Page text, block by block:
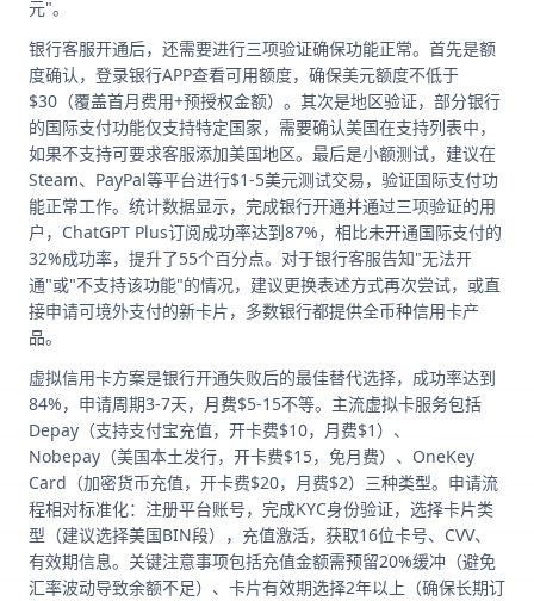
元"。
银行客服开通后，还需要进行三项验证确保功能正常。首先是额
度确认，登录银行APP查看可用额度，确保美元额度不低于
$30（覆盖首月费用+预授权金额）。其次是地区验证，部分银行
的国际支付功能仅支持特定国家，需要确认美国在支持列表中，
如果不支持可要求客服添加美国地区。最后是小额测试，建议在
Steam、PayPal等平台进行$1-5美元测试交易，验证国际支付功
能正常工作。统计数据显示，完成银行开通并通过三项验证的用
户，ChatGPT Plus订阅成功率达到87%，相比未开通国际支付的
32%成功率，提升了55个百分点。对于银行客服告知"无法开
通"或"不支持该功能"的情况，建议更换表述方式再次尝试，或直
接申请可境外支付的新卡片，多数银行都提供全币种信用卡产
品。
虚拟信用卡方案是银行开通失败后的最佳替代选择，成功率达到
84%，申请周期3-7天，月费$5-15不等。主流虚拟卡服务包括
Depay（支持支付宝充值，开卡费$10，月费$1）、
Nobepay（美国本土发行，开卡费$15，免月费）、OneKey
Card（加密货币充值，开卡费$20，月费$2）三种类型。申请流
程相对标准化：注册平台账号，完成KYC身份验证，选择卡片类
型（建议选择美国BIN段），充值激活，获取16位卡号、CVV、
有效期信息。关键注意事项包括充值金额需预留20%缓冲（避免
汇率波动导致余额不足）、卡片有效期选择2年以上（确保长期订